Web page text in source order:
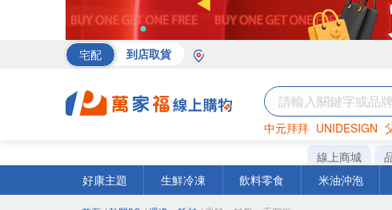
宅配 到店取貨
中元拜拜 UNIDESIGN
巧克力 罐頭 衛生
線上商城
好康主題
生鮮冷凍 飲料零食 米油沖泡